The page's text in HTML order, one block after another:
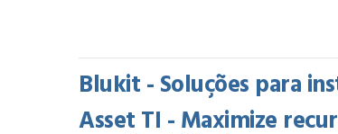
Blukit - Soluções para
Asset TI - Maximize